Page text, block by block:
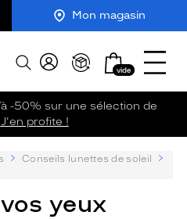
Mon magasin
Afficher
recherche
Mon
panier
vide
-50% sur une sélection de
J'en profite !
Conseils lunettes de soleil
yeux